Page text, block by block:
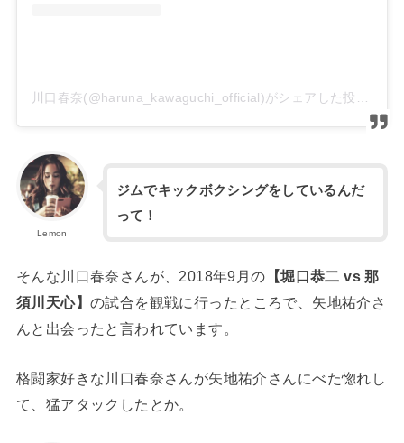
Lemon
ジムでキックボクシングをしているんだ
って！
そんな川口春奈さんが、2018年9月の 【堀口恭二 vs 那
須川天心】 の試合を観戦に行ったところで、矢地祐介さ
んと出会ったと言われています。
格闘家好きな川口春奈さんが矢地祐介さんにべた惚れし
て、猛アタックしたとか。